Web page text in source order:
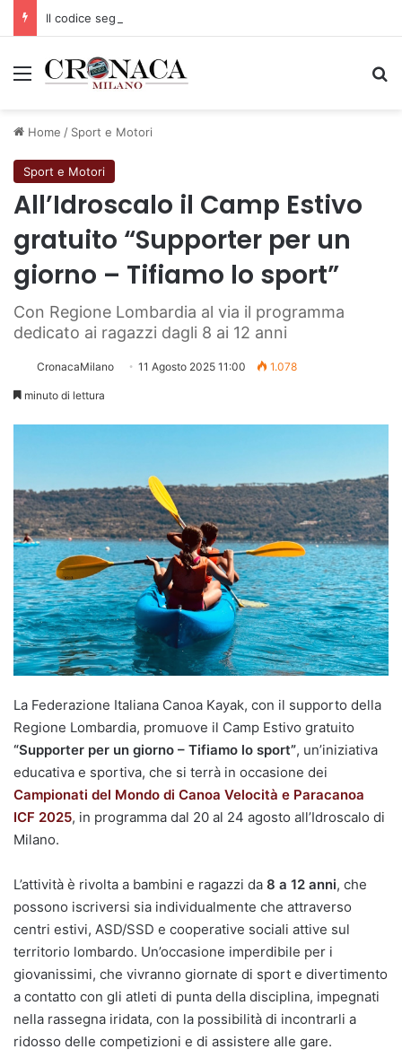
Menu
Home / Sport e Motori
Sport e Motori
All’Idroscalo il Camp Estivo
gratuito “Supporter per un
giorno – Tifiamo lo sport”
Con Regione Lombardia al via il programma
dedicato ai ragazzi dagli 8 ai 12 anni
CronacaMilano 11 Agosto 2025 11:00 1.078
minuto di lettura
La Federazione Italiana Canoa Kayak, con il supporto della
Regione Lombardia, promuove il Camp Estivo gratuito
“Supporter per un giorno – Tifiamo lo sport”, un’iniziativa
educativa e sportiva, che si terrà in occasione dei
Campionati del Mondo di Canoa Velocità e Paracanoa
ICF 2025, in programma dal 20 al 24 agosto all’Idroscalo di
Milano.
L’attività è rivolta a bambini e ragazzi da 8 a 12 anni, che
possono iscriversi sia individualmente che attraverso
centri estivi, ASD/SSD e cooperative sociali attive sul
territorio lombardo. Un’occasione imperdibile per i
giovanissimi, che vivranno giornate di sport e divertimento
a contatto con gli atleti di punta della disciplina, impegnati
nella rassegna iridata, con la possibilità di incontrarli a
ridosso delle competizioni e di assistere alle gare.